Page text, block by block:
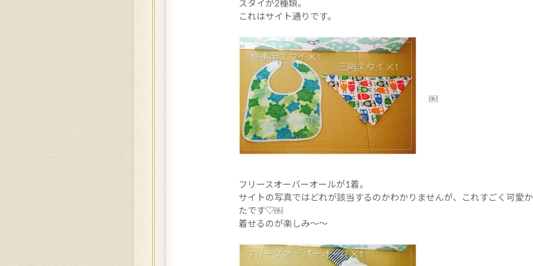
スタイが2種類。
これはサイト通りです。
￼
フリースオーバーオールが1着。
サイトの写真ではどれが該当するのかわかりませんが、これすごく可愛
たです♡￼
着せるのが楽しみ〜〜